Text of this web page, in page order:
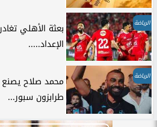
الرياضة
بعثة الأهلي
الإعداد.....
الرياضة
محمد صلاح
طرابزون سبور...